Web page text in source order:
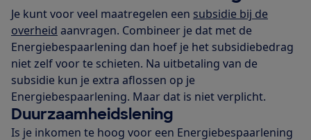
Je kunt voor veel maatregelen een subsidie bij de
overheid aanvragen. Combineer je dat met de
Energiebespaarlening dan hoef je het subsidiebedrag
niet zelf voor te schieten. Na uitbetaling van de
subsidie kun je extra aflossen op je
Energiebespaarlening. Maar dat is niet verplicht.
Duurzaamheidslening
Is je inkomen te hoog voor een Energiebespaarlening